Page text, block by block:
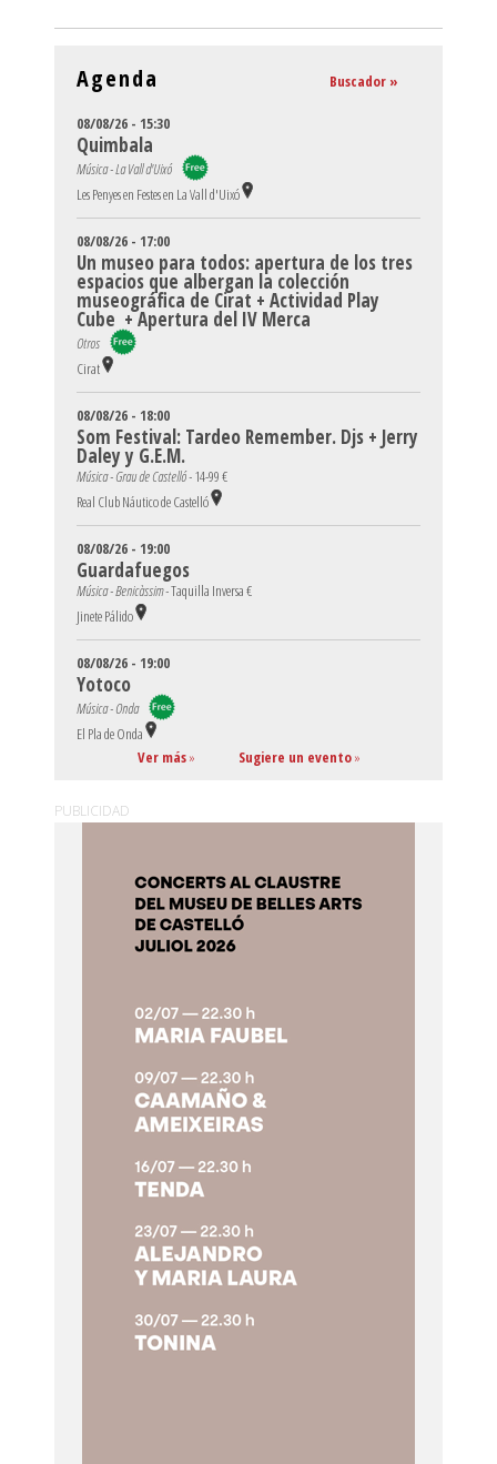
Agenda Buscador »
08/08/26 - 15:30
Quimbala
Música - La Vall d'Uixó
Les Penyes en Festes en La Vall d'Uixó
08/08/26 - 17:00
Un museo para todos: apertura de los tres
espacios que albergan la colección
museográfica de Cirat + Actividad Play
Cube + Apertura del IV Merca
Otros
Cirat
08/08/26 - 18:00
Som Festival: Tardeo Remember. Djs + Jerry
Daley y G.E.M.
Música - Grau de Castelló -14-99 €
Real Club Náutico de Castelló
08/08/26 - 19:00
Guardafuegos
Música - Benicàssim -Taquilla Inversa €
Jinete Pálido
08/08/26 - 19:00
Yotoco
Música - Onda
El Pla de Onda
Ver más» Sugiere un evento»
PUBLICIDAD